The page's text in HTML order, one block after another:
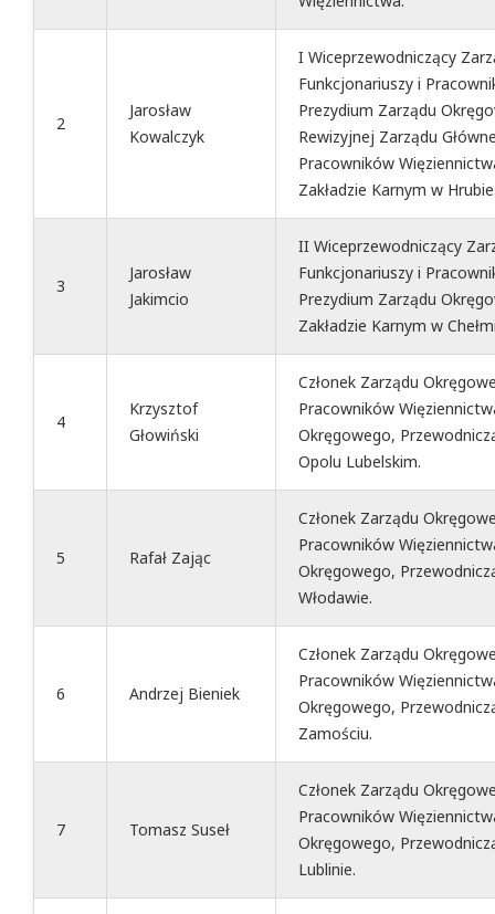
2
Jarosław
Kowalczyk
I Wiceprzewodniczący
Funkcjonariuszy i
Prezydium Zarządu
Rewizyjnej Zarządu
Pracowników
Zakładzie Karnym w
3
Jarosław
Jakimcio
II Wiceprzewodniczący
Funkcjonariuszy i
Prezydium Zarządu
Zakładzie Karnym w
4
Krzysztof
Głowiński
Członek Zarządu
Pracowników
Okręgowego,
Opolu Lubelskim.
5 Rafał Zając
Członek Zarządu
Pracowników
Okręgowego,
Włodawie.
6 Andrzej Bieniek
Członek Zarządu
Pracowników
Okręgowego,
Zamościu.
7 Tomasz Suseł
Członek Zarządu
Pracowników
Okręgowego,
Lublinie.